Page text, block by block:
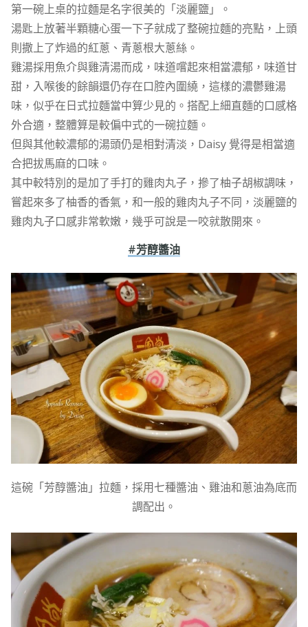
第一碗上桌的拉麵是名字很美的「淡麗鹽」。
湯匙上放著半顆糖心蛋一下子就成了整碗拉麵的亮點，上頭
則撒上了炸過的紅蔥、青蔥根大蔥絲。
雞湯採用魚介與雞清湯而成，味道嚐起來相當濃郁，味道甘
甜，入喉後的餘韻還仍存在口腔內圍繞，這樣的濃鬱雞湯
味，似乎在日式拉麵當中算少見的。搭配上細直麵的口感格
外合適，整體算是較偏中式的一碗拉麵。
但與其他較濃郁的湯頭仍是相對清淡，Daisy 覺得是相當適
合把拔馬麻的口味。
其中較特別的是加了手打的雞肉丸子，摻了柚子胡椒調味，
嘗起來多了柚香的香氣，和一般的雞肉丸子不同，淡麗鹽的
雞肉丸子口感非常軟嫩，幾乎可說是一咬就散開來。
#芳醇醬油
這碗「芳醇醬油」拉麵，採用七種醬油、雞油和蔥油為底而
調配出。